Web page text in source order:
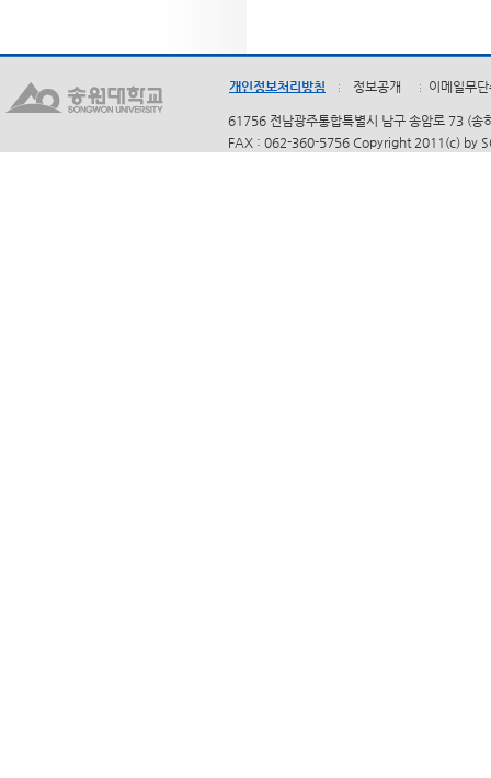
개인정보처리방침 정보공개 이메일무
61756 전남광주통합특별시 남구 송암로 73 (
FAX : 062-360-5756 Copyright 2011(c) by